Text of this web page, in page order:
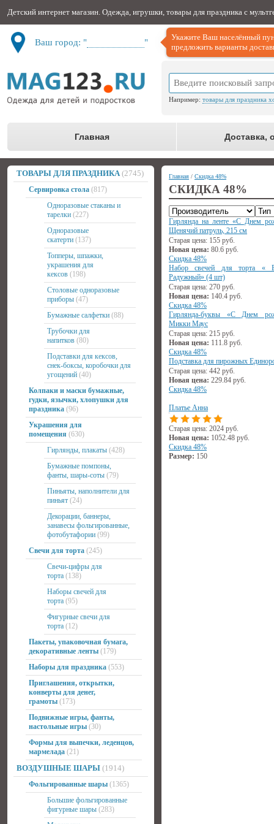
Детский интернет магазин. Одежда, игрушки, товары для праздника с
Ваш город: " "
Укажите Ваш населённый
предложить варианты
Например: товары для праздника
Главная Доставка,
ТОВАРЫ ДЛЯ ПРАЗДНИКА (2745)
Сервировка стола (817)
Одноразовые стаканы и
тарелки (227)
Одноразовые
скатерти (137)
Топперы, шпажки,
украшения для
кексов (198)
Столовые одноразовые
приборы (47)
Бумажные салфетки (88)
Трубочки для
напитков (80)
Подставки для кексов,
снек-боксы, коробочки для
угощений (40)
Колпаки и маски бумажные,
гудки, язычки, хлопушки для
праздника (96)
Украшения для
помещения (630)
Гирлянды, плакаты (428)
Бумажные помпоны,
фанты, шары-соты (79)
Пиньяты, наполнители для
пиньят (24)
Декорации, баннеры,
занавесы фольгированные,
фотобутафории (99)
Свечи для торта (245)
Свечи-цифры для
торта (138)
Наборы свечей для
торта (95)
Фигурные свечи для
торта (12)
Пакеты, упаковочная бумага,
декоративные ленты (179)
Наборы для праздника (553)
Приглашения, открытки,
конверты для денег,
грамоты (173)
Подвижные игры, фанты,
настольные игры (30)
Формы для выпечки, леденцов,
мармелада (21)
ВОЗДУШНЫЕ ШАРЫ (1914)
Фольгированные шары (1365)
Большие фольгированные
фигурные шары (283)
Главная / Скидка 48%
СКИДКА 48%
Гирлянда на ленте «С Днем
Щенячий патруль, 215 см
Старая цена: 155 руб.
Новая цена: 80.6 руб.
Скидка 48%
Набор свечей для торта «
Радужный» (4 шт)
Старая цена: 270 руб.
Новая цена: 140.4 руб.
Скидка 48%
Гирлянда-буквы «С Днем
Микки Маус
Старая цена: 215 руб.
Новая цена: 111.8 руб.
Скидка 48%
Подставка для пирожных
Старая цена: 442 руб.
Новая цена: 229.84 руб.
Скидка 48%
Платье Анна
Старая цена: 2024 руб.
Новая цена: 1052.48 руб.
Скидка 48%
Размер: 150